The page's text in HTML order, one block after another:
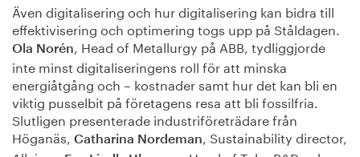
Även digitalisering och hur digitalisering kan bidra till
effektivisering och optimering togs upp på Ståldagen.
Ola Norén, Head of Metallurgy på ABB, tydliggjorde
inte minst digitaliseringens roll för att minska
energiåtgång och – kostnader samt hur det kan bli en
viktig pusselbit på företagens resa att bli fossilfria.
Slutligen presenterade industriföreträdare från
Höganäs, Catharina Nordeman, Sustainability director,